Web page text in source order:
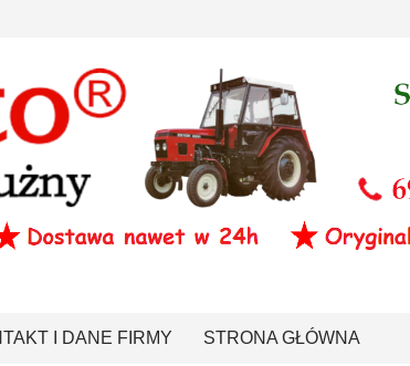
I DANE FIRMY STRONA GŁÓWNA